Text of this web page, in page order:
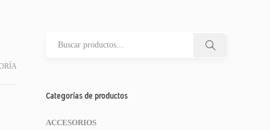
Categorías de productos
ACCESORIOS